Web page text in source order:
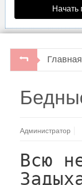
Начать
Главная
Администратор
Всю